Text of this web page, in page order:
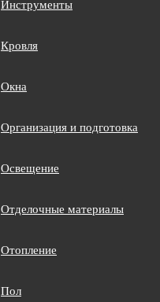
Инструменты
Кровля
Окна
Организация и подготовка
Освещение
Отделочные материалы
Отопление
Пол